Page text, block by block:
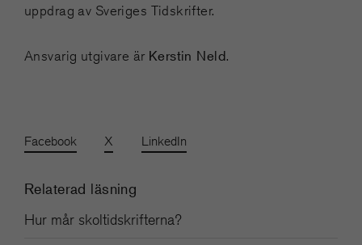
uppdrag av Sveriges Tidskrifter.
Ansvarig utgivare är Kerstin Neld.
Facebook X LinkedIn
Relaterad läsning
Hur mår skoltidskrifterna?